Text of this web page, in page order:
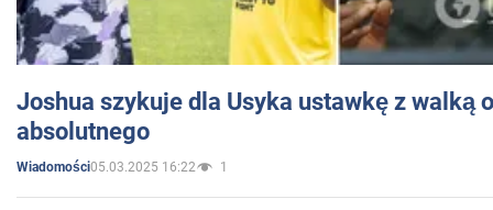
Joshua szykuje dla Usyka ustawkę z walką
absolutnego
Wiadomości05.03.2025 16:22 1